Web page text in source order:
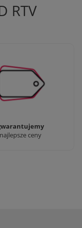
RTV
najlepsze ceny
aby zapewnić
najlepsze oferty